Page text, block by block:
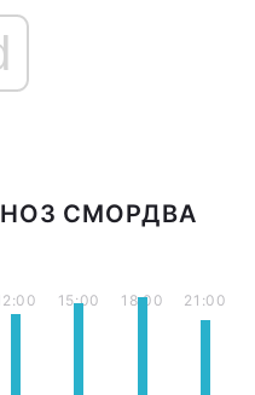
СМОРДВА
15:00 18:00 21:00